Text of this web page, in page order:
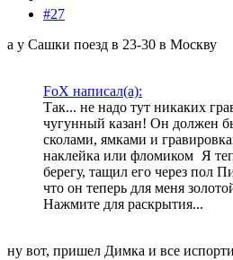
#27
а у Сашки поезд в 23-30 в Москву
FoX написал(а):
Так... не надо тут никаких
чугунный казан! Он должен
сколами, ямками и
наклейка или фломиком Я
берегу, тащил его через пол
что он теперь для меня
Нажмите для раскрытия...
ну вот, пришел Димка и все